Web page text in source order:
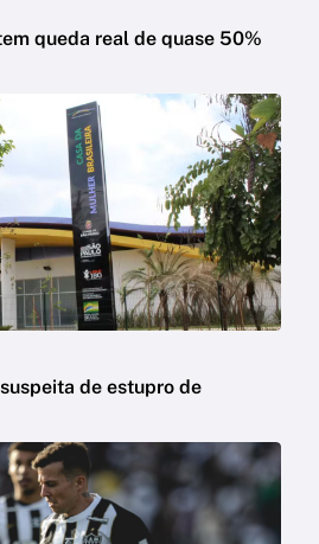
queda real de quase 50%
de estupro de